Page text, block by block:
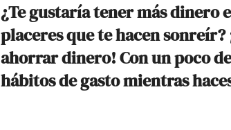
¿Te gustaría tener más dinero
placeres que te hacen
ahorrar dinero! Con un poco
hábitos de gasto mientras